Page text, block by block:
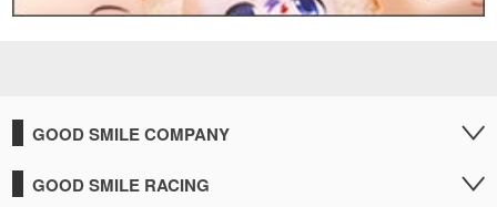
GOOD SMILE COMPANY
GOOD SMILE RACING